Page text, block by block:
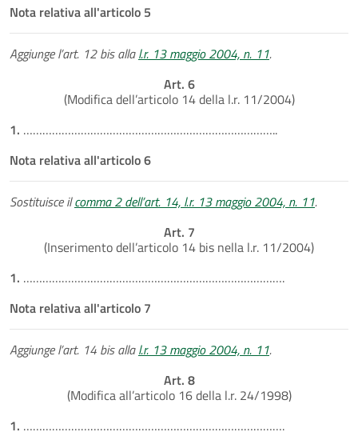
Nota relativa all'articolo 5
Aggiunge l’art. 12 bis allal.r. 13 maggio 2004, n. 11.
Art. 6
(Modifica dell’articolo 14 della l.r. 11/2004)
1. ……………………………………………………………………..
Nota relativa all'articolo 6
Sostituisce ilcomma 2 dell’art. 14, l.r. 13 maggio 2004, n. 11.
Art. 7
(Inserimento dell’articolo 14 bis nella l.r. 11/2004)
1. ……………………………………………………………………….
Nota relativa all'articolo 7
Aggiunge l’art. 14 bis allal.r. 13 maggio 2004, n. 11.
Art. 8
(Modifica all’articolo 16 della l.r. 24/1998)
1. ……………………………………………………………………….